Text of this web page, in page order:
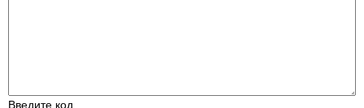
Введите код